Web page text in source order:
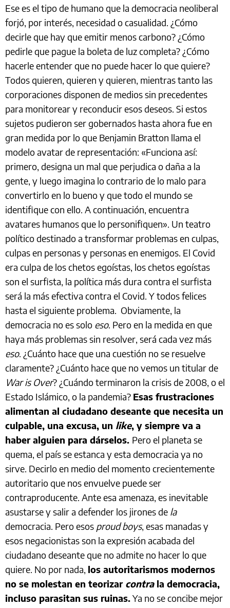
Ese es el tipo de humano que la democracia neoliberal
forjó, por interés, necesidad o casualidad. ¿Cómo
decirle que hay que emitir menos carbono? ¿Cómo
pedirle que pague la boleta de luz completa? ¿Cómo
hacerle entender que no puede hacer lo que quiere?
Todos quieren, quieren y quieren, mientras tanto las
corporaciones disponen de medios sin precedentes
para monitorear y reconducir esos deseos. Si estos
sujetos pudieron ser gobernados hasta ahora fue en
gran medida por lo que Benjamin Bratton llama el
modelo avatar de representación: «Funciona así:
primero, designa un mal que perjudica o daña a la
gente, y luego imagina lo contrario de lo malo para
convertirlo en lo bueno y que todo el mundo se
identifique con ello. A continuación, encuentra
avatares humanos que lo personifiquen». Un teatro
político destinado a transformar problemas en culpas,
culpas en personas y personas en enemigos. El Covid
era culpa de los chetos egoístas, los chetos egoístas
son el surfista, la política más dura contra el surfista
será la más efectiva contra el Covid. Y todos felices
hasta el siguiente problema. Obviamente, la
democracia no es solo eso. Pero en la medida en que
haya más problemas sin resolver, será cada vez más
eso. ¿Cuánto hace que una cuestión no se resuelve
claramente? ¿Cuánto hace que no vemos un titular de
War is Over? ¿Cuándo terminaron la crisis de 2008, o el
Estado Islámico, o la pandemia? Esas frustraciones
alimentan al ciudadano deseante que necesita un
culpable, una excusa, un like, y siempre va a
haber alguien para dárselos. Pero el planeta se
quema, el país se estanca y esta democracia ya no
sirve. Decirlo en medio del momento crecientemente
autoritario que nos envuelve puede ser
contraproducente. Ante esa amenaza, es inevitable
asustarse y salir a defender los jirones de la
democracia. Pero esos proud boys, esas manadas y
esos negacionistas son la expresión acabada del
ciudadano deseante que no admite no hacer lo que
quiere. No por nada, los autoritarismos modernos
no se molestan en teorizar contrala democracia,
incluso parasitan sus ruinas.Ya no se concibe mejor